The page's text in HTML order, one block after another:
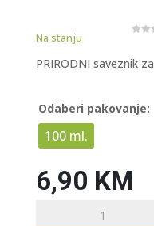
Na stanju
u
t
PRIRODNI saveznik
Odaberi pakovanje:
100 ml.
6,90 KM